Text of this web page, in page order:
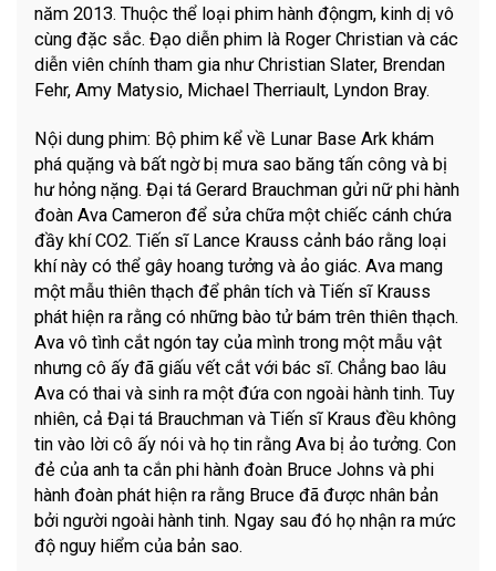
năm 2013. Thuộc thể loại phim hành độngm, kinh dị vô
cùng đặc sắc. Đạo diễn phim là Roger Christian và các
diễn viên chính tham gia như Christian Slater, Brendan
Fehr, Amy Matysio, Michael Therriault, Lyndon Bray.
Nội dung phim: Bộ phim kể về Lunar Base Ark khám
phá quặng và bất ngờ bị mưa sao băng tấn công và bị
hư hỏng nặng. Đại tá Gerard Brauchman gửi nữ phi hành
đoàn Ava Cameron để sửa chữa một chiếc cánh chứa
đầy khí CO2. Tiến sĩ Lance Krauss cảnh báo rằng loại
khí này có thể gây hoang tưởng và ảo giác. Ava mang
một mẫu thiên thạch để phân tích và Tiến sĩ Krauss
phát hiện ra rằng có những bào tử bám trên thiên thạch.
Ava vô tình cắt ngón tay của mình trong một mẫu vật
nhưng cô ấy đã giấu vết cắt với bác sĩ. Chẳng bao lâu
Ava có thai và sinh ra một đứa con ngoài hành tinh. Tuy
nhiên, cả Đại tá Brauchman và Tiến sĩ Kraus đều không
tin vào lời cô ấy nói và họ tin rằng Ava bị ảo tưởng. Con
đẻ của anh ta cắn phi hành đoàn Bruce Johns và phi
hành đoàn phát hiện ra rằng Bruce đã được nhân bản
bởi người ngoài hành tinh. Ngay sau đó họ nhận ra mức
độ nguy hiểm của bản sao.